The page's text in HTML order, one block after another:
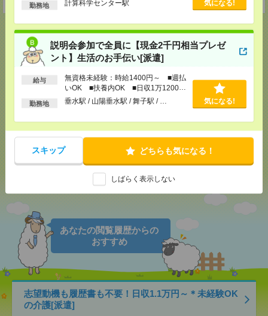
勤務地 計算科学センター駅 気になる!
説明会参加で全員に【現金2千円相当プレゼ
ント】生活のお手伝い[派遣]
給与
無資格未経験：時給1400円～ ■週払
いOK ■扶養内OK ■日収1万1200円
以上
勤務地 垂水駅 / 山陽垂水駅 / 舞子駅 / … 気になる!
スキップ どちらも気になる！
しばらく表示しない
応募ページへ
気になる！
メール
ツイート
あなたの閲覧履歴からの
おすすめ
志望動機も履歴書も不要！日収1.1万円～＊未経験OK
の介護[派遣]